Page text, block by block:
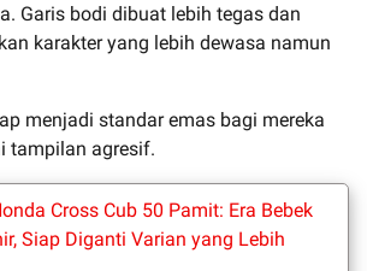
Garis bodi dibuat lebih tegas dan
karakter yang lebih dewasa namun
menjadi standar emas bagi mereka
tampilan agresif.
Cross Cub 50 Pamit: Era Bebek
Siap Diganti Varian yang Lebih